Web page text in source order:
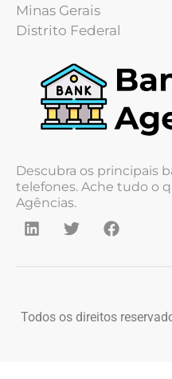
Minas Gerais
Distrito Federal
Descubra os principais
telefones. Ache tudo o
Agências.
Todos os direitos